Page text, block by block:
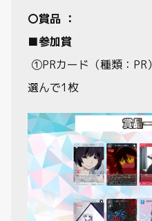
〇賞品 ：
■参加賞
①PRカード（種類：PR
選んで1枚